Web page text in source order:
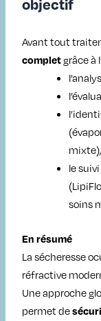
objectif
Avant tout
completgrâce à
mixte),
le
soins
En résumé
La sécheresse
réfractive
Une approche
permet de